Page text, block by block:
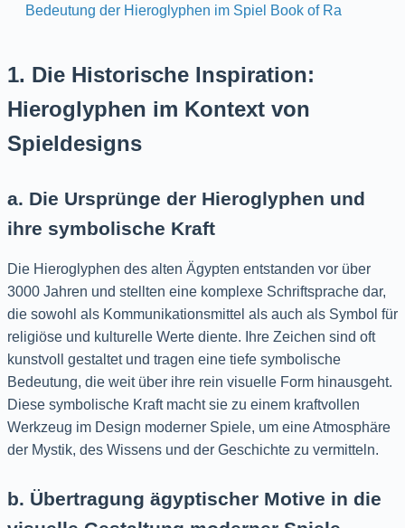
Bedeutung der Hieroglyphen im Spiel Book of Ra
1. Die Historische Inspiration:
Hieroglyphen im Kontext von
Spieldesigns
a. Die Ursprünge der Hieroglyphen und
ihre symbolische Kraft
Die Hieroglyphen des alten Ägypten entstanden vor über
3000 Jahren und stellten eine komplexe Schriftsprache dar,
die sowohl als Kommunikationsmittel als auch als Symbol für
religiöse und kulturelle Werte diente. Ihre Zeichen sind oft
kunstvoll gestaltet und tragen eine tiefe symbolische
Bedeutung, die weit über ihre rein visuelle Form hinausgeht.
Diese symbolische Kraft macht sie zu einem kraftvollen
Werkzeug im Design moderner Spiele, um eine Atmosphäre
der Mystik, des Wissens und der Geschichte zu vermitteln.
b. Übertragung ägyptischer Motive in die